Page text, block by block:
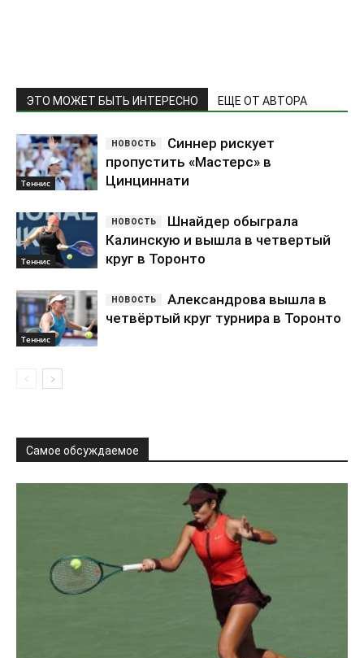
ЭТО МОЖЕТ БЫТЬ ИНТЕРЕСНО ЕЩЕ ОТ АВТОРА
Теннис
Синнер рискует
пропустить «Мастерс» в
Цинциннати
Теннис
Шнайдер обыграла
Калинскую и вышла в четвертый
круг в Торонто
Теннис
Александрова вышла в
четвёртый круг турнира в Торонто
Самое обсуждаемое